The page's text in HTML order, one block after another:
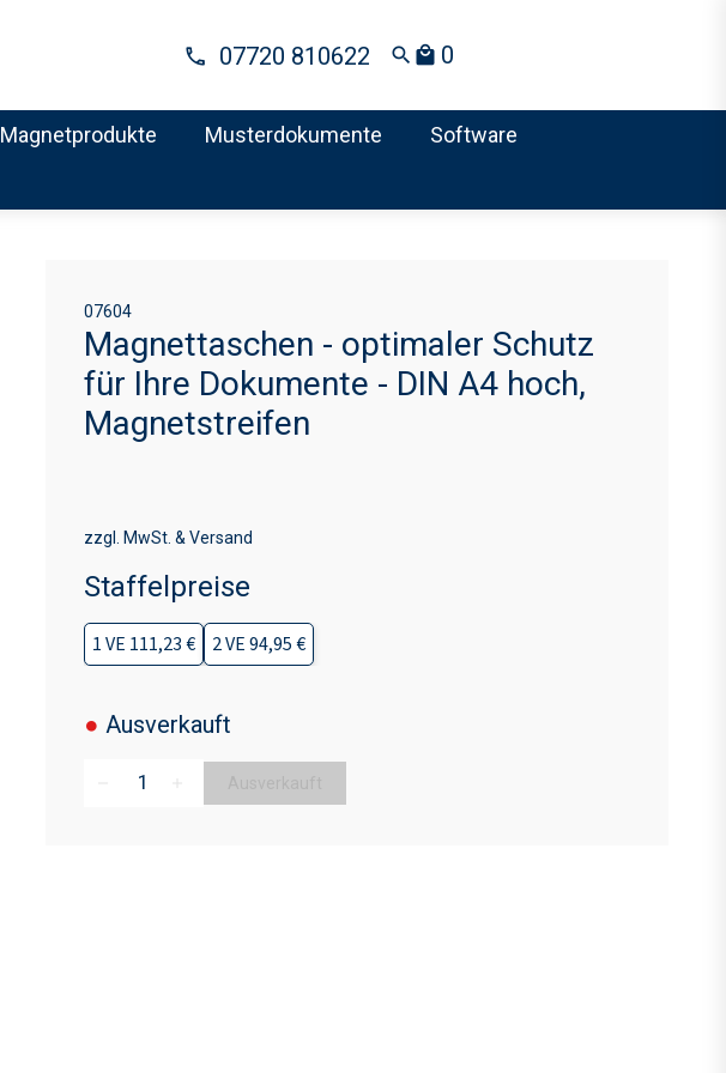
07720 810622 search local_mall 0
Magnetprodukte Musterdokumente Software
Magnettaschen - optimaler Schutz
für Ihre Dokumente - DIN A4 hoch,
Magnetstreifen
zzgl. MwSt. & Versand
Staffelpreise
1 VE 111,23 € 2 VE 94,95 €
● Ausverkauft
07604